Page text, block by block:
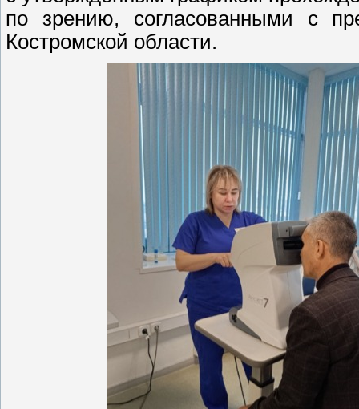
по зрению, согласованными с
Костромской области.